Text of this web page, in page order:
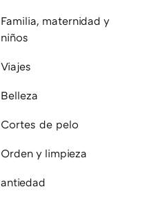
Familia, maternidad y
niños
Viajes
Belleza
Cortes de pelo
Orden y limpieza
antiedad